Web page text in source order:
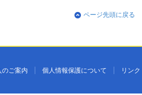
ページ先頭に戻る
のご案内 個人情報保護について リンク